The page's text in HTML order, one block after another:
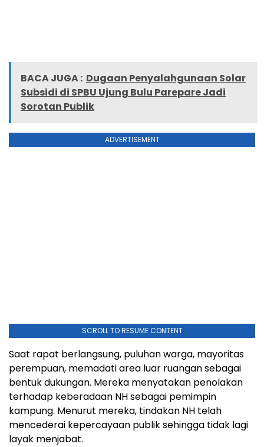
BACA JUGA : Dugaan Penyalahgunaan Solar
Subsidi di SPBU Ujung Bulu Parepare Jadi
Sorotan Publik
ADVERTISEMENT
SCROLL TO RESUME CONTENT
Saat rapat berlangsung, puluhan warga, mayoritas
perempuan, memadati area luar ruangan sebagai
bentuk dukungan. Mereka menyatakan penolakan
terhadap keberadaan NH sebagai pemimpin
kampung. Menurut mereka, tindakan NH telah
mencederai kepercayaan publik sehingga tidak lagi
layak menjabat.